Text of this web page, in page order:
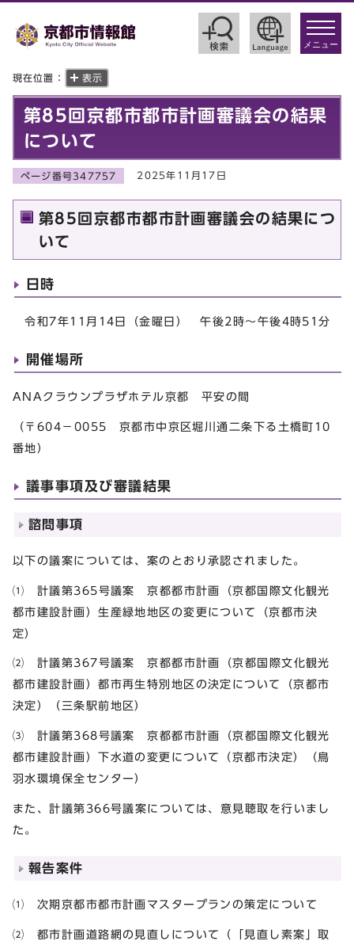
toggle
メニュー
現在位置： 表示
第85回京都市都市計画審議会の結果
について
ページ番号347757 2025年11月17日
第85回京都市都市計画審議会の結果につ
いて
日時
令和7年11月14日（金曜日） 午後2時～午後4時51分
開催場所
ANAクラウンプラザホテル京都 平安の間
（〒604－0055 京都市中京区堀川通二条下る土橋町10
番地）
議事事項及び審議結果
諮問事項
以下の議案については、案のとおり承認されました。
⑴ 計議第365号議案 京都都市計画（京都国際文化観光
都市建設計画）生産緑地地区の変更について（京都市決
定）
⑵ 計議第367号議案 京都都市計画（京都国際文化観光
都市建設計画）都市再生特別地区の決定について（京都市
決定）（三条駅前地区）
⑶ 計議第368号議案 京都都市計画（京都国際文化観光
都市建設計画）下水道の変更について（京都市決定）（鳥
羽水環境保全センター）
また、計議第366号議案については、意見聴取を行いまし
た。
報告案件
⑴ 次期京都市都市計画マスタープランの策定について
⑵ 都市計画道路網の見直しについて（「見直し素案」取